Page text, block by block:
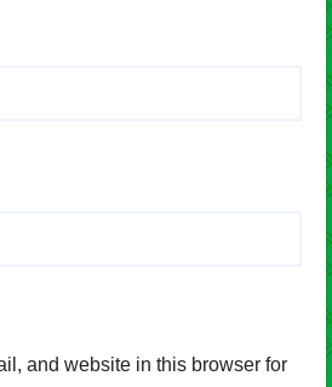
and website in this browser for